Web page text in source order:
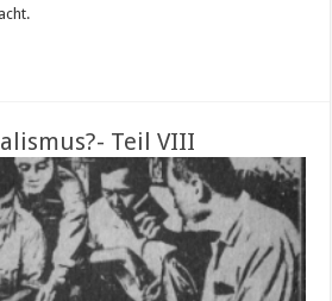
Teil VIII